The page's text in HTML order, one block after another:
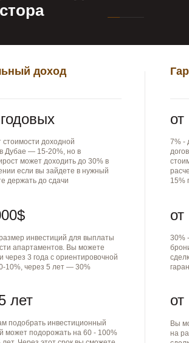
доход
стоимости доходной
Дубае — 15-20%, но в
может доходить до 30% в
если вы зайдете в нужный
держать до сдачи
инвестиций для выплаты
апартаментов. Вы можете
через 3 года с ориентировочной
10%, через 5 лет — 30%
лет
подобрать инвестиционный
может подорожать на 60 - 100%
7% -
15%
30%
Вы
на